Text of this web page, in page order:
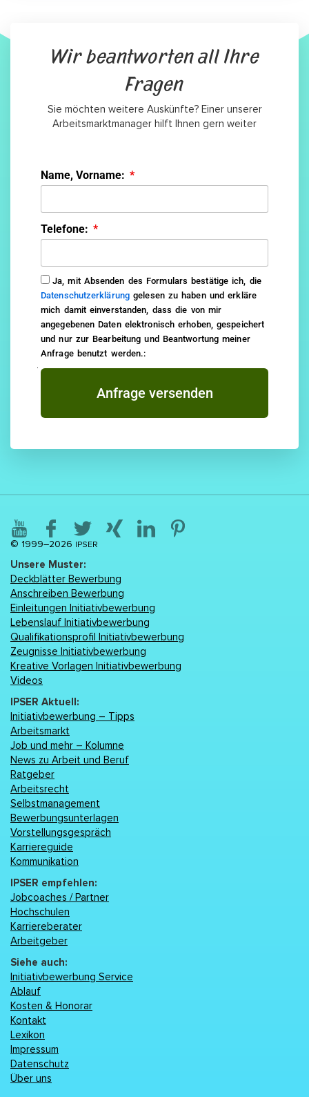
Wir beantworten all Ihre
Fragen
Sie möchten weitere Auskünfte? Einer unserer
Arbeitsmarktmanager hilft Ihnen gern weiter
Name, Vorname:
Telefone:
Ja, mit Absenden des Formulars bestätige ich, die
Datenschutzerklärung gelesen zu haben und erkläre
mich damit einverstanden, dass die von mir
angegebenen Daten elektronisch erhoben, gespeichert
und nur zur Bearbeitung und Beantwortung meiner
Anfrage benutzt werden.:
Anfrage versenden
© 1999–2026 IPSER
Unsere Muster:
Deckblätter Bewerbung
Anschreiben Bewerbung
Einleitungen Initiativbewerbung
Lebenslаuf Initiativbewerbung
Qualifikationsprofil Initiativbewerbung
Zeugnisse Initiativbewerbung
Kreative Vorlagen Initiativbewerbung
Videos
IPSER Aktuell:
Initiativbewerbung – Tipps
Arbeitsmarkt
Job und mehr – Kolumne
News zu Arbeit und Beruf
Ratgeber
Arbeitsrecht
Selbstmanagement
Bewerbungsunterlagen
Vorstellungsgespräch
Karriereguide
Kommunikation
IPSER empfehlen:
Jobcoaches / Partner
Hochschulen
Karriereberater
Arbeitgeber
Siehe auch:
Initiativbewerbung Service
Ablauf
Kosten & Honorar
Kontakt
Lexikon
Impressum
Datenschutz
Über uns